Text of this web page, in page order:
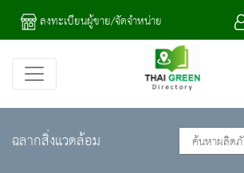
ลงทะเบียนผู้ขาย/จัดจำหน่าย
ฉลากสิ่งแวดล้อม